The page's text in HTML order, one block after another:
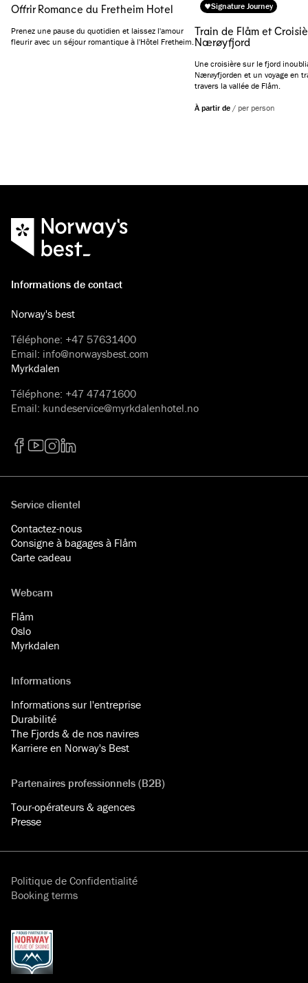
Offrir Romance du Fretheim Hotel
Prenez une pause du quotidien et laissez l'amour
fleurir avec un séjour romantique à l'Hôtel Fretheim.
Signature Journey
Train de Flåm et
Nærøyfjord
Une croisière sur le fjord
Nærøyfjorden et un voyage en
travers la vallée de Flåm.
À partir de / per person
Informations de contact
Norway's best
Téléphone: +47 57631400
Email: info@norwaysbest.com
Myrkdalen
Téléphone: +47 47471600
Email: kundeservice@myrkdalenhotel.no
Service clientel
Contactez-nous
Consigne à bagages à Flåm
Carte cadeau
Webcam
Flåm
Oslo
Myrkdalen
Informations
Informations sur l'entreprise
Durabilité
The Fjords & de nos navires
Karriere en Norway's Best
Partenaires professionnels (B2B)
Tour-opérateurs & agences
Presse
Politique de Confidentialité
Booking terms